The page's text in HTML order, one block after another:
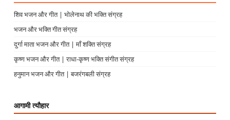
शिव भजन और गीत | भोलेनाथ की भक्ति संग्रह
भजन और भक्ति गीत संग्रह
दुर्गा माता भजन और गीत | माँ शक्ति संग्रह
कृष्ण भजन और गीत | राधा-कृष्ण भक्ति संगीत संग्रह
हनुमान भजन और गीत | बजरंगबली संग्रह
आगामी त्यौहार